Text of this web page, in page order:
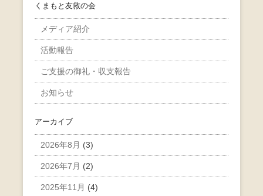
くまもと友救の会
メディア紹介
活動報告
ご支援の御礼・収支報告
お知らせ
アーカイブ
2026年8月 (3)
2026年7月 (2)
2025年11月 (4)